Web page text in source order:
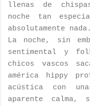
llenas de
noche tan
absolutamente nada.
La noche, sin
sentimental y
chicos vascos
américa hippy
acústica con
aparente calma,